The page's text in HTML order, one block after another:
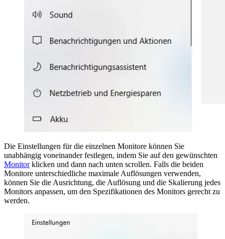
Die Einstellungen für die einzelnen Monitore können Sie
unabhängig voneinander festlegen, indem Sie auf den gewünschten
Monitorklicken und dann nach unten scrollen. Falls die beiden
Monitore unterschiedliche maximale Auflösungen verwenden,
können Sie die Ausrichtung, die Auflösung und die Skalierung jedes
Monitors anpassen, um den Spezifikationen des Monitors gerecht zu
werden.